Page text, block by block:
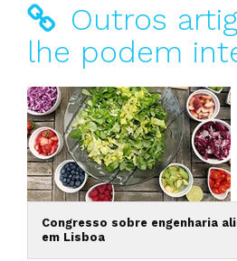
Outros
lhe podem
Congresso sobre engenharia
em Lisboa